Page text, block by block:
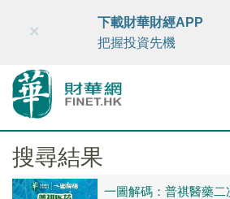
財華智庫網 FINTV FINMETA
×
下載財華財經APP
把握投資先機
搜尋結果
一圖解碼：普祺醫藥